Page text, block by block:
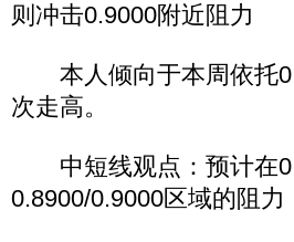
则冲击0.9000附近阻力
本人倾向于本周依托
次走高。
中短线观点：预计在
0.8900/0.9000区域的阻力